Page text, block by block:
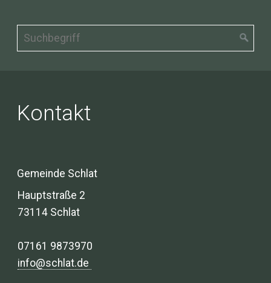
Kontakt
Gemeinde Schlat
Hauptstraße 2
73114 Schlat
07161 9873970
info@schlat.de